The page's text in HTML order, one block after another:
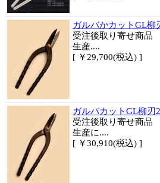
ガルバかカットGL
受注後取り寄せ商品
生産....
[ ￥29,700(税込) ]
ガルバカットGL柳
受注後取り寄せ商品
生産に....
[ ￥30,910(税込) ]